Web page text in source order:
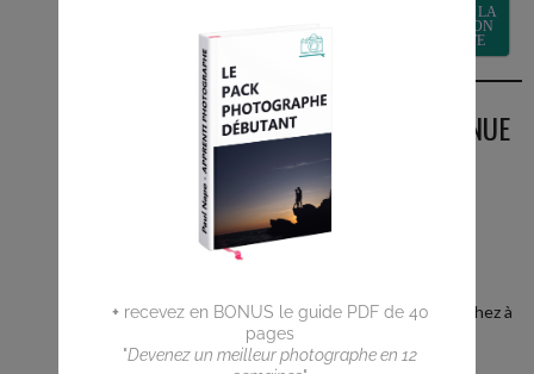
RECEVOIR LA
FORMATION
GRATUITE
BIENVENUE
Vous cherchez à
meilleures